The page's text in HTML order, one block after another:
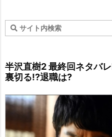
半沢直樹2 最終回ネタバ
裏切る!?退職は?